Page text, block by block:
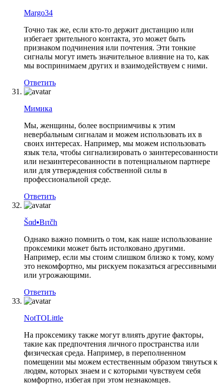
Margo34
Точно так же, если кто-то держит дистанцию или
избегает зрительного контакта, это может быть
признаком подчинения или почтения. Эти тонкие
сигналы могут иметь значительное влияние на то, как
мы воспринимаем других и взаимодействуем с ними.
Ответить
Мимика
Мы, женщины, более восприимчивы к этим
невербальным сигналам и можем использовать их в
своих интересах. Например, мы можем использовать
язык тела, чтобы сигнализировать о заинтересованности
или незаинтересованности в потенциальном партнере
или для утверждения собственной силы в
профессиональной среде.
Ответить
Šαd▪Bıτčh
Однако важно помнить о том, как наше использование
проксемики может быть истолковано другими.
Например, если мы стоим слишком близко к тому, кому
это некомфортно, мы рискуем показаться агрессивными
или угрожающими.
Ответить
NotTOLittle
На проксемику также могут влиять другие факторы,
такие как предпочтения личного пространства или
физическая среда. Например, в переполненном
помещении мы можем естественным образом тянуться к
людям, которых знаем и с которыми чувствуем себя
комфортно, избегая при этом незнакомцев.